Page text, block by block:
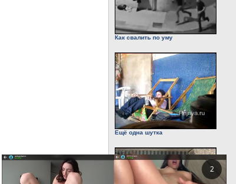
Как свалить по уму
Ещё одна шутка
1